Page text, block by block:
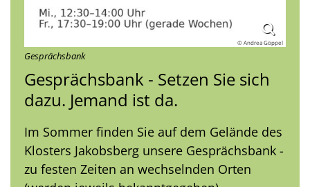
© Andrea Göppel
Gesprächsbank
Gesprächsbank - Setzen Sie sich
dazu. Jemand ist da.
Im Sommer finden Sie auf dem Gelände des
Klosters Jakobsberg unsere Gesprächsbank -
zu festen Zeiten an wechselnden Orten